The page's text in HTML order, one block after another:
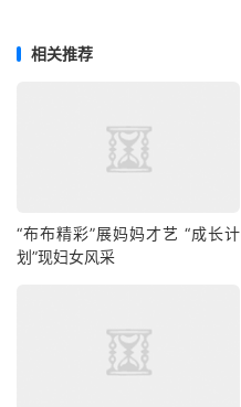
相关推荐
“布布精彩”展妈妈才艺 “成长计
划”现妇女风采